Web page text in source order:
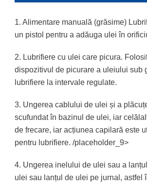
1. Alimentare manuală (grăsime)
un pistol pentru a adăuga ulei în
2. Lubrifiere cu ulei care picura.
dispozitivul de picurare a uleiului sub
lubrifiere la intervale regulate.
3. Ungerea cablului de ulei și a
scufundat în bazinul de ulei, iar
de frecare, iar acțiunea capilară este
pentru lubrifiere. /placeholder_9>
4. Ungerea inelului de ulei sau a
ulei sau lanțul de ulei pe jurnal, astfel